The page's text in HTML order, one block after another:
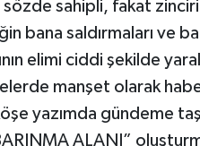
sahipli, fakat zinciri
bana saldırmaları ve
elimi ciddi şekilde
manşet olarak
yazımda gündeme
ALANI”